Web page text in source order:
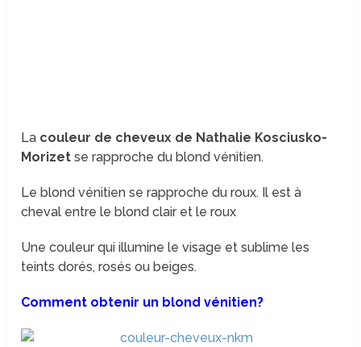
La couleur de cheveux de Nathalie Kosciusko-
Morizet se rapproche du blond vénitien.
Le blond vénitien se rapproche du roux. Il est à
cheval entre le blond clair et le roux
Une couleur qui illumine le visage et sublime les
teints dorés, rosés ou beiges.
Comment obtenir un blond vénitien?